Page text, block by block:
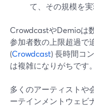
て、その規模を
CrowdcastやDemioは
参加者数の上限超過で
(Crowdcast) 長時間コ
は複雑になりがちです。
多くのアーティストや
ーテインメントウェビ